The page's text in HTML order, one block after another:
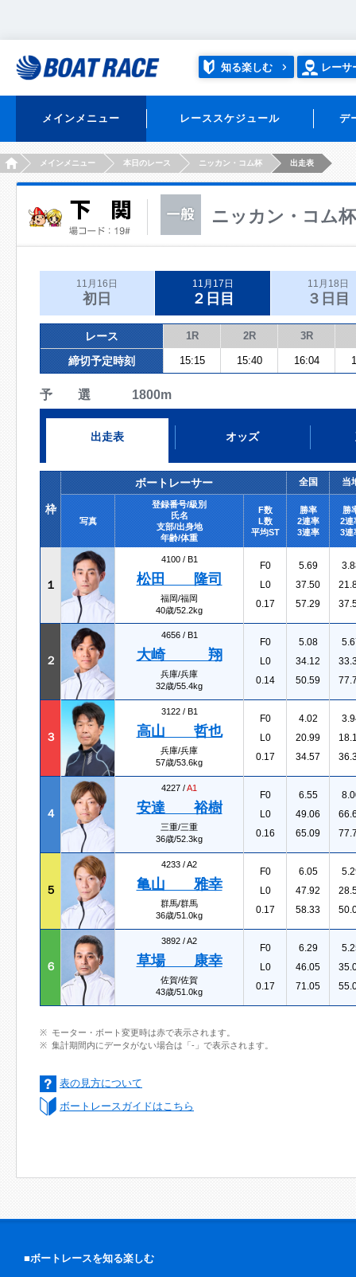
知る楽しむ レーサ
メインメニュー レーススケジュール デ
HOMEメインメニュー 本日のレース ニッカン・コム杯 出走表
ニッカン・コム杯
11月16日
初日
11月17日
２日目
11月18日
３日目
レース 1R 2R 3R
締切予定時刻 15:15 15:40 16:04
予 選 1800m
出走表 オッズ
枠
ボートレーサー 全国 当
写真
登録番号/級別
氏名
支部/出身地
年齢/体重
F数
L数
平均ST
勝率
2連率
3連率
勝
2連
3連
１
4100 / B1
松田 隆司
福岡/福岡
40歳/52.2kg
F0
L0
0.17
5.69
37.50
57.29
２
4656 / B1
大崎 翔
兵庫/兵庫
32歳/55.4kg
F0
L0
0.14
5.08
34.12
50.59
３
3122 / B1
高山 哲也
兵庫/兵庫
57歳/53.6kg
F0
L0
0.17
4.02
20.99
34.57
４
4227 /A1
安達 裕樹
三重/三重
36歳/52.3kg
F0
L0
0.16
6.55
49.06
65.09
５
4233 /A2
亀山 雅幸
群馬/群馬
36歳/51.0kg
F0
L0
0.17
6.05
47.92
58.33
６
3892 /A2
草場 康幸
佐賀/佐賀
43歳/51.0kg
F0
L0
0.17
6.29
46.05
71.05
モーター・ボート変更時は赤で表示されます。
集計期間内にデータがない場合は「-」で表示されます。
表の見方について
ボートレースガイドはこちら
■ボートレースを知る楽しむ